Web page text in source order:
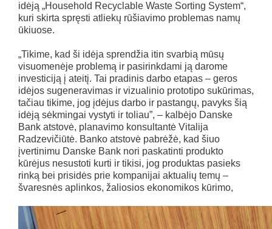
idėją „Household Recyclable Waste Sorting System“,
kuri skirta spręsti atliekų rūšiavimo problemas namų
ūkiuose.
„Tikime, kad ši idėja sprendžia itin svarbią mūsų
visuomenėje problemą ir pasirinkdami ją darome
investiciją į ateitį. Tai pradinis darbo etapas – geros
idėjos sugeneravimas ir vizualinio prototipo sukūrimas,
tačiau tikime, jog įdėjus darbo ir pastangų, pavyks šią
idėją sėkmingai vystyti ir toliau”, – kalbėjo Danske
Bank atstovė, planavimo konsultantė Vitalija
Radzevičiūtė. Banko atstovė pabrėžė, kad šiuo
įvertinimu Danske Bank nori paskatinti produkto
kūrėjus nesustoti kurti ir tikisi, jog produktas pasieks
rinką bei prisidės prie kompanijai aktualių temų –
švaresnės aplinkos, žaliosios ekonomikos kūrimo,